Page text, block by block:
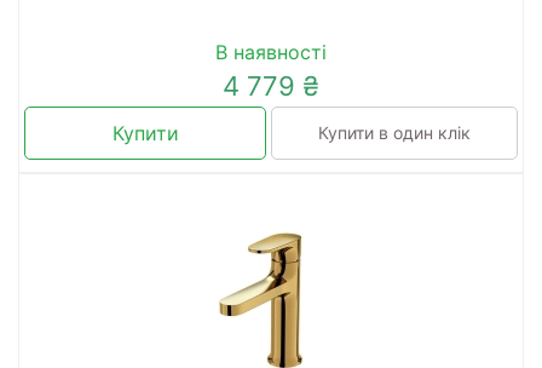
В наявності
4 779 ₴
Купити Купити в один клік